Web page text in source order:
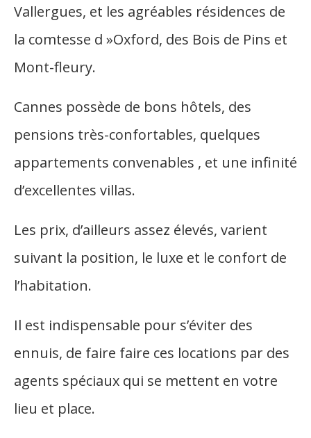
Vallergues, et les agréables résidences de
la comtesse d »Oxford, des Bois de Pins et
Mont-fleury.
Cannes possède de bons hôtels, des
pensions très-confortables, quelques
appartements convenables , et une infinité
d’excellentes villas.
Les prix, d’ailleurs assez élevés, varient
suivant la position, le luxe et le confort de
l’habitation.
Il est indispensable pour s’éviter des
ennuis, de faire faire ces locations par des
agents spéciaux qui se mettent en votre
lieu et place.